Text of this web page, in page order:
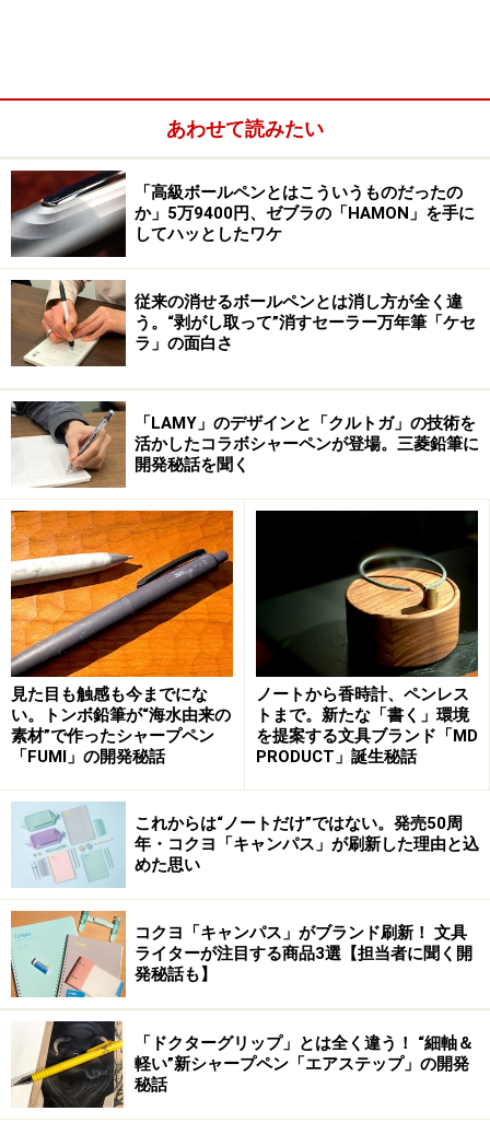
例えば、同じコクヨのベストセラー「方眼直線定規」
は、目盛の見やすさも人気のポイントになっている商品
です。ものさしは、棒状のものでも、線を引く際のガイ
ドにならない形状のものも「ものさし」ですから、線が
引けたり、紙を切るのにあてたりできる「定規」は、目
盛が付いていて、その「目盛」にこそ特長がある製品だ
としても、それは「定規」と呼ぶのが現在の慣習だとい
うことでしょう。
太さのある「線」では正しい長さは分から
ない
このように、塗り分けられた面と面の間で長さを把握でき
る。実質上、太さのない「線」を定規の上で実現しているの
だ。
話が脱線しましたが、この「本当の定規」は、その長さ
を測る目盛に工夫がある製品です。定規やメジャーなど
に付いている目盛は線で表されるのが一般的です。しか
し、その線には太さがあります。では、10cmのところに
書かれている線の、本当の10cmは、その線のどの部分な
のかは、従来の定規では分からなかったのです。
「本当の定規」は、その問題を、目盛に線を引くのでは
なく、1mmごとに塗り分けた「面」にすることで解決し
た製品です。つまり、線ではなく、面と面の境界で長さ
を示しているのです。面と面の境界はハッキリと見るこ
とができるのに、そこには「線」はありません。
あわせて読みたい
「高級ボールペンとはこういうものだったの
か」5万9400円、ゼブラの「HAMON」を手に
してハッとしたワケ
従来の消せるボールペンとは消し方が全く違
う。“剥がし取って”消すセーラー万年筆「ケセ
ラ」の面白さ
「LAMY」のデザインと「クルトガ」の技術を
活かしたコラボシャーペンが登場。三菱鉛筆に
開発秘話を聞く
見た目も触感も今までにな
い。トンボ鉛筆が“海水由来の
素材”で作ったシャープペン
「FUMI」の開発秘話
ノートから香時計、ペンレス
トまで。新たな「書く」環境
を提案する文具ブランド「MD
PRODUCT」誕生秘話
これからは“ノートだけ”ではない。発売50周
年・コクヨ「キャンパス」が刷新した理由と込
めた思い
コクヨ「キャンパス」がブランド刷新！ 文具
ライターが注目する商品3選【担当者に聞く開
発秘話も】
「ドクターグリップ」とは全く違う！ “細軸＆
軽い”新シャープペン「エアステップ」の開発
秘話